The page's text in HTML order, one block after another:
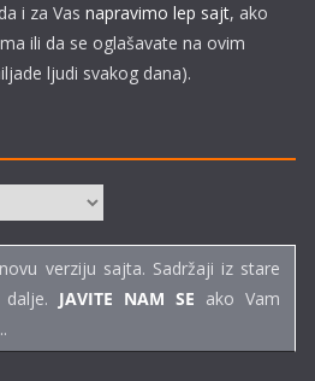
i za Vas napravimo lep sajt, ako
ili da se oglašavate na ovim
ljudi svakog dana).
verziju sajta. Sadržaji iz stare
JAVITE NAM SE ako Vam